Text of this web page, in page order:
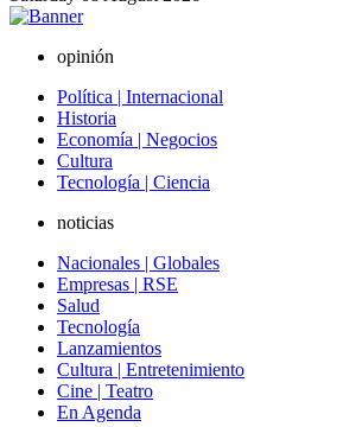
opinión
Política | Internacional
Historia
Economía | Negocios
Cultura
Tecnología | Ciencia
noticias
Nacionales | Globales
Empresas | RSE
Salud
Tecnología
Lanzamientos
Cultura | Entretenimiento
Cine | Teatro
En Agenda